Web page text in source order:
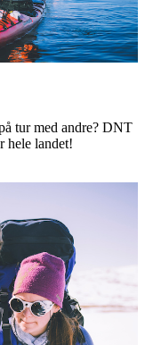
tur med andre? DNT
hele landet!